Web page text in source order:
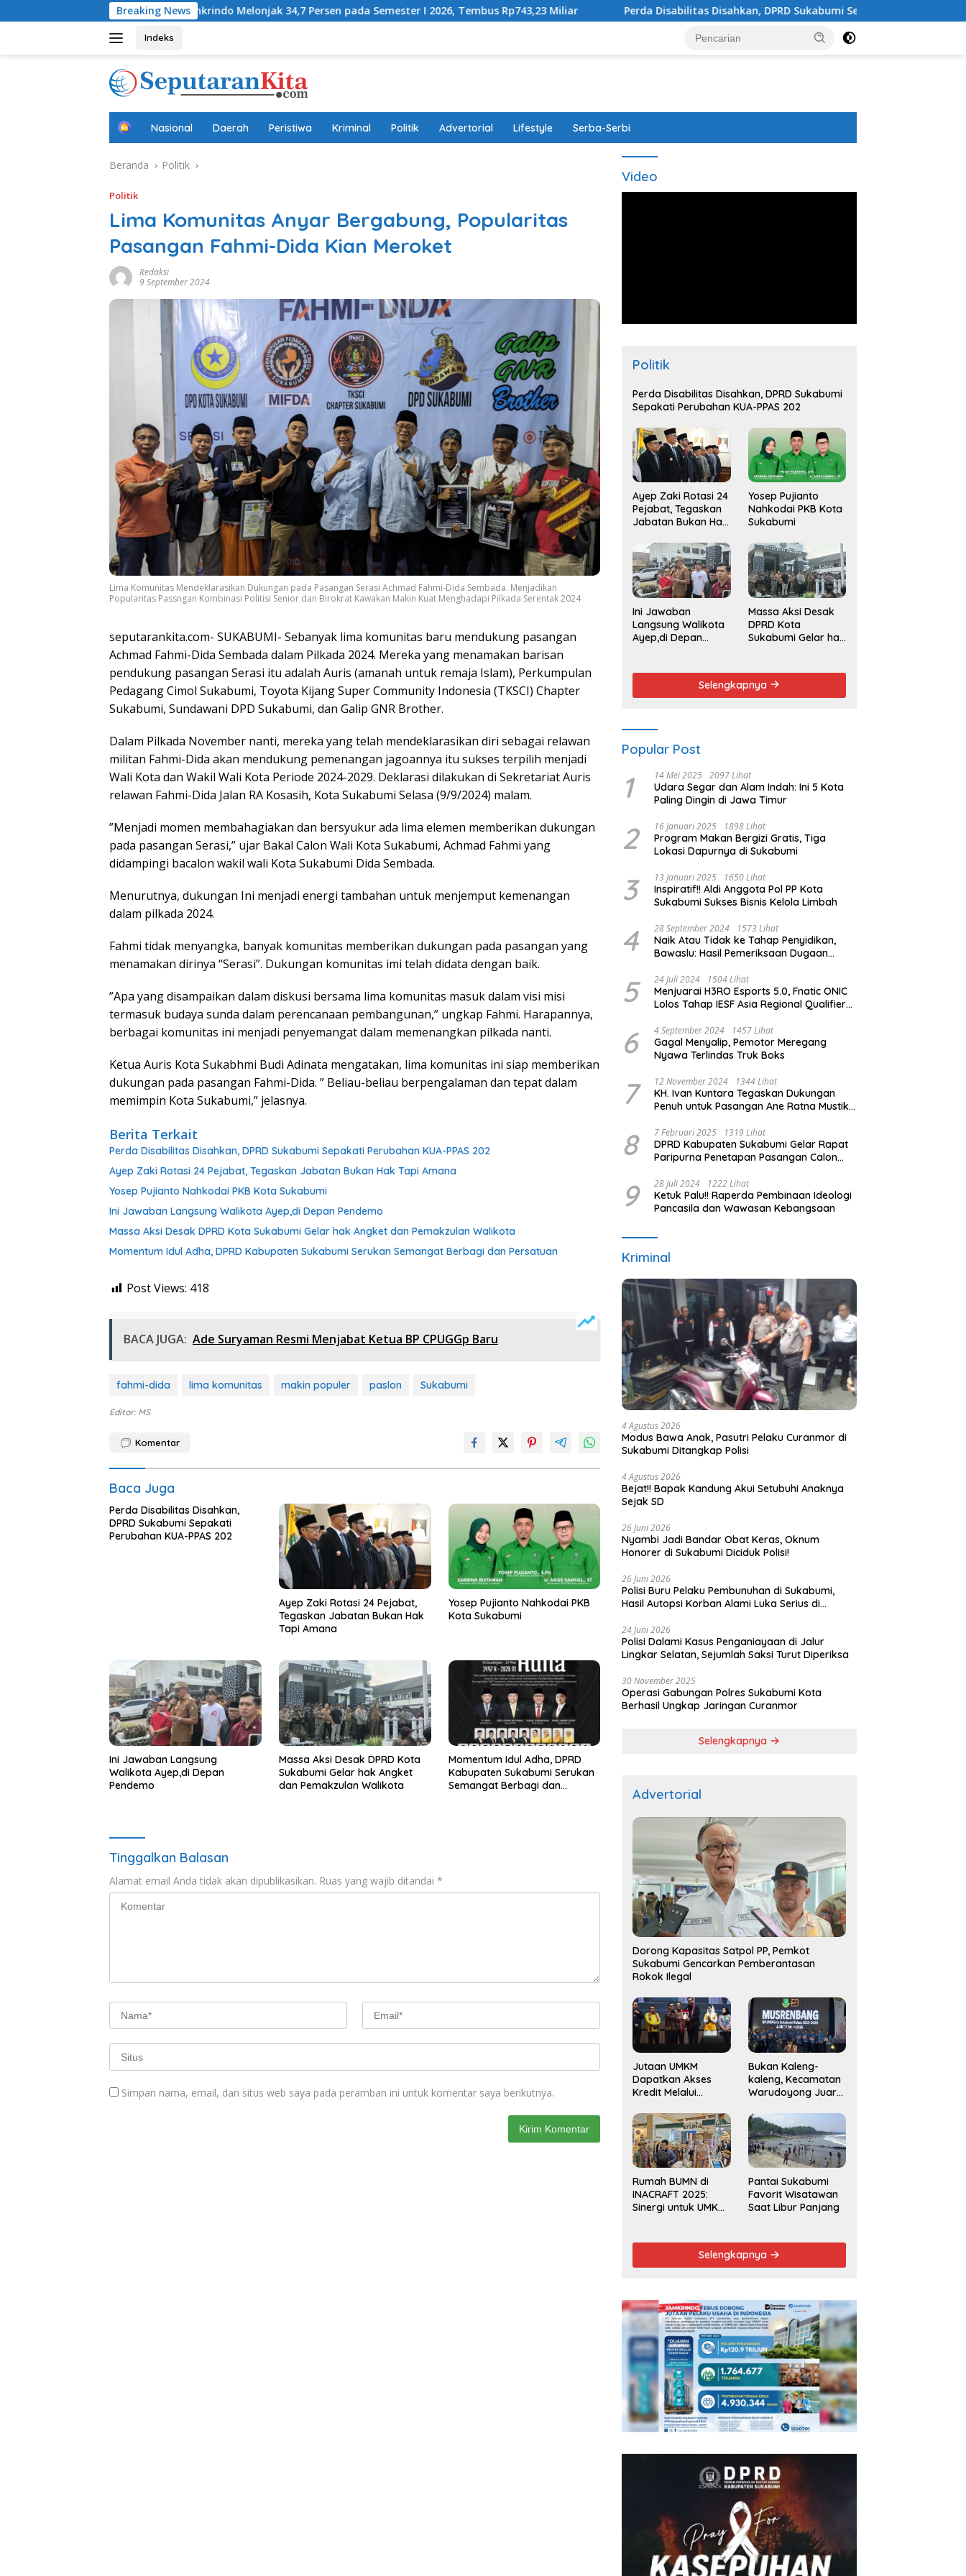
ke
Breaking News
Laba Jamkrindo Melonjak 34,7 Persen pada Semester I 2026, Tembus Rp743,23 Miliar Perda Disabilitas Disahkan, DPRD Sukabumi Sepakati Perubahan KUA-PPAS 202
Indeks
B
a
d
Nasional Daerah Peristiwa Kriminal Politik Advertorial Lifestyle Serba-Serbi
Beranda Politik
Politik
Lima Komunitas Anyar Bergabung, Popularitas
Pasangan Fahmi-Dida Kian Meroket
Redaksi
9 September 2024
Lima Komunitas Mendeklarasikan Dukungan pada Pasangan Serasi Achmad Fahmi-Dida Sembada. Menjadikan
Popularitas Passngan Kombinasi Politisi Senior dan Birokrat Kawakan Makin Kuat Menghadapi Pilkada Serentak 2024
seputarankita.com- SUKABUMI- Sebanyak lima komunitas baru mendukung pasangan
Achmad Fahmi-Dida Sembada dalam Pilkada 2024. Mereka yang menamakan barisan
pendukung pasangan Serasi itu adalah Auris (amanah untuk remaja Islam), Perkumpulan
Pedagang Cimol Sukabumi, Toyota Kijang Super Community Indonesia (TKSCI) Chapter
Sukabumi, Sundawani DPD Sukabumi, dan Galip GNR Brother.
Dalam Pilkada November nanti, mereka yang telah mendeklarasikan diri sebagai relawan
militan Fahmi-Dida akan mendukung pemenangan jagoannya itu sukses terpilih menjadi
Wali Kota dan Wakil Wali Kota Periode 2024-2029. Deklarasi dilakukan di Sekretariat Auris
relawan Fahmi-Dida Jalan RA Kosasih, Kota Sukabumi Selasa (9/9/2024) malam.
”Menjadi momen membahagiakan dan bersyukur ada lima elemen memberikan dukungan
pada pasangan Serasi,” ujar Bakal Calon Wali Kota Sukabumi, Achmad Fahmi yang
didampingi bacalon wakil wali Kota Sukabumi Dida Sembada.
Menurutnya, dukungan Ini menjadi energi tambahan untuk menjemput kemenangan
dalam pilkada 2024.
Fahmi tidak menyangka, banyak komunitas memberikan dukungan pada pasangan yang
menamakan dirinya “Serasi”. Dukungan komunitas imi telah didata dengan baik.
”Apa yang disampaikan dalam diskusi bersama lima komunitas masuk dalam visi misi
termasuk budaya sunda dalam perencanaan pembangunan,” ungkap Fahmi. Harapannya,
berbagai komunitas ini menjadi penyemangat dalam memenangkan pilkada nanti.
Ketua Auris Kota Sukabhmi Budi Adinata mengatakan, lima komunitas ini siap memberikan
dukungan pada pasangan Fahmi-Dida. ” Beliau-beliau berpengalaman dan tepat dalam
memimpin Kota Sukabumi,” jelasnya.
Berita Terkait
Perda Disabilitas Disahkan, DPRD Sukabumi Sepakati Perubahan KUA-PPAS 202
Ayep Zaki Rotasi 24 Pejabat, Tegaskan Jabatan Bukan Hak Tapi Amana
Yosep Pujianto Nahkodai PKB Kota Sukabumi
Ini Jawaban Langsung Walikota Ayep,di Depan Pendemo
Massa Aksi Desak DPRD Kota Sukabumi Gelar hak Angket dan Pemakzulan Walikota
Momentum Idul Adha, DPRD Kabupaten Sukabumi Serukan Semangat Berbagi dan Persatuan
Post Views: 418
BACA JUGA: Ade Suryaman Resmi Menjabat Ketua BP CPUGGp Baru
fahmi-dida lima komunitas makin populer paslon Sukabumi
Editor: MS
Komentar
Baca Juga
Perda Disabilitas Disahkan,
DPRD Sukabumi Sepakati
Perubahan KUA-PPAS 202
Ayep Zaki Rotasi 24 Pejabat,
Tegaskan Jabatan Bukan Hak
Tapi Amana
Yosep Pujianto Nahkodai PKB
Kota Sukabumi
Ini Jawaban Langsung
Walikota Ayep,di Depan
Pendemo
Massa Aksi Desak DPRD Kota
Sukabumi Gelar hak Angket
dan Pemakzulan Walikota
Momentum Idul Adha, DPRD
Kabupaten Sukabumi Serukan
Semangat Berbagi dan
Tinggalkan Balasan
Alamat email Anda tidak akan dipublikasikan. Ruas yang wajib ditandai *
Simpan nama, email, dan situs web saya pada peramban ini untuk komentar saya berikutnya.
Video
Politik
Perda Disabilitas Disahkan, DPRD Sukabumi
Sepakati Perubahan KUA-PPAS 202
Ayep Zaki Rotasi 24
Pejabat, Tegaskan
Jabatan Bukan Hak
Yosep Pujianto
Nahkodai PKB Kota
Sukabumi
Ini Jawaban
Langsung Walikota
Ayep,di Depan
Massa Aksi Desak
DPRD Kota
Sukabumi Gelar hak
Walikota
Selengkapnya
Popular Post
1 14 Mei 2025 2097 Lihat
Udara Segar dan Alam Indah: Ini 5 Kota
Paling Dingin di Jawa Timur
2 16 Januari 2025 1898 Lihat
Program Makan Bergizi Gratis, Tiga
Lokasi Dapurnya di Sukabumi
3 13 Januari 2025 1650 Lihat
Inspiratif!! Aldi Anggota Pol PP Kota
Sukabumi Sukses Bisnis Kelola Limbah
4 28 September 2024 1573 Lihat
Naik Atau Tidak ke Tahap Penyidikan,
Bawaslu: Hasil Pemeriksaan Dugaan
5 24 Juli 2024 1504 Lihat
Menjuarai H3RO Esports 5.0, Fnatic ONIC
Lolos Tahap IESF Asia Regional Qualifier
6 4 September 2024 1457 Lihat
Gagal Menyalip, Pemotor Meregang
Nyawa Terlindas Truk Boks
7 12 November 2024 1344 Lihat
KH. Ivan Kuntara Tegaskan Dukungan
Penuh untuk Pasangan Ane Ratna Mustika
Purwakarta 2024
8 7 Februari 2025 1319 Lihat
DPRD Kabupaten Sukabumi Gelar Rapat
Paripurna Penetapan Pasangan Calon
Pejabat Eksekutif
9 28 Juli 2024 1222 Lihat
Ketuk Palu!! Raperda Pembinaan Ideologi
Pancasila dan Wawasan Kebangsaan
Kriminal
4 Agustus 2026
Modus Bawa Anak, Pasutri Pelaku Curanmor di
Sukabumi Ditangkap Polisi
4 Agustus 2026
Bejat!! Bapak Kandung Akui Setubuhi Anaknya
Sejak SD
26 Juni 2026
Nyambi Jadi Bandar Obat Keras, Oknum
Honorer di Sukabumi Diciduk Polisi!
26 Juni 2026
Polisi Buru Pelaku Pembunuhan di Sukabumi,
Hasil Autopsi Korban Alami Luka Serius di
24 Juni 2026
Polisi Dalami Kasus Penganiayaan di Jalur
Lingkar Selatan, Sejumlah Saksi Turut Diperiksa
30 November 2025
Operasi Gabungan Polres Sukabumi Kota
Berhasil Ungkap Jaringan Curanmor
Selengkapnya
Advertorial
Dorong Kapasitas Satpol PP, Pemkot
Sukabumi Gencarkan Pemberantasan
Rokok Ilegal
Jutaan UMKM
Dapatkan Akses
Kredit Melalui
Jamkrindo
Bukan Kaleng-
kaleng, Kecamatan
Warudoyong Juara
Musrenbang
Kecamatan 2025
Rumah BUMN di
INACRAFT 2025:
Sinergi untuk UMKM
Pantai Sukabumi
Favorit Wisatawan
Saat Libur Panjang
Selengkapnya